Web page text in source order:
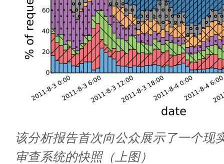
该分析报告首次向公众展示了一个现
审查系统的快照（上图）